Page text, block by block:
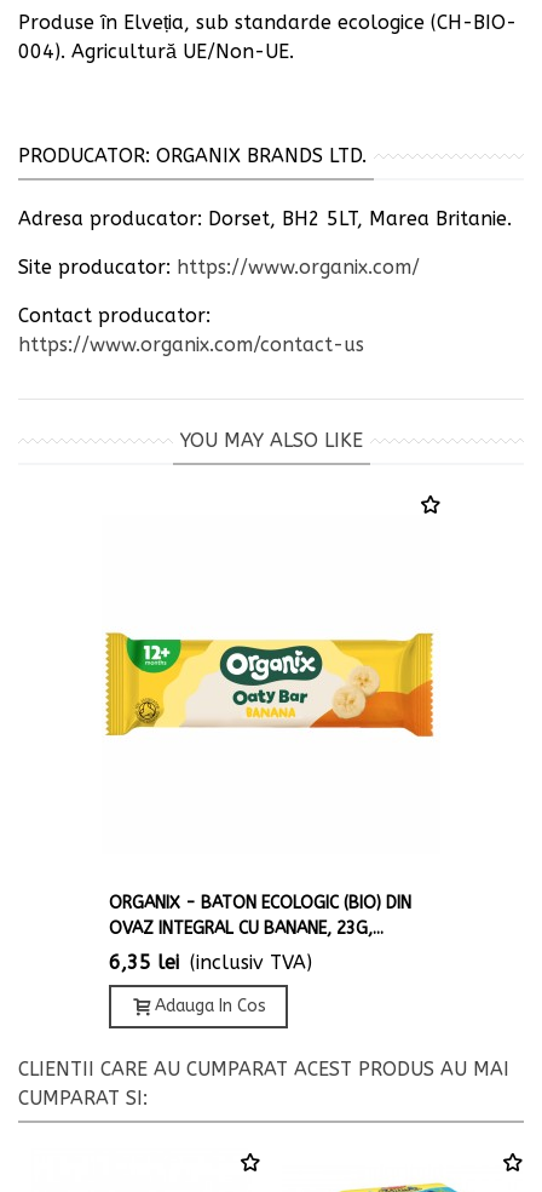
Produse în Elveția, sub standarde ecologice (CH-BIO-
004). Agricultură UE/Non-UE.
PRODUCATOR: ORGANIX BRANDS LTD.
Adresa producator: Dorset, BH2 5LT, Marea Britanie.
Site producator: https://www.organix.com/
Contact producator:
https://www.organix.com/contact-us
YOU MAY ALSO LIKE
ORGANIX - BATON ECOLOGIC (BIO) DIN
OVAZ INTEGRAL CU BANANE, 23G,...
6,35 lei (inclusiv TVA)
Adauga In Cos
CLIENTII CARE AU CUMPARAT ACEST PRODUS AU MAI
CUMPARAT SI: